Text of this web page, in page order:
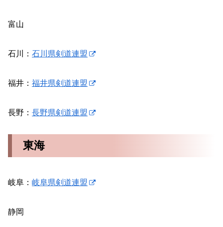
富山
石川： 石川県剣道連盟
福井： 福井県剣道連盟
長野： 長野県剣道連盟
東海
岐阜： 岐阜県剣道連盟
静岡